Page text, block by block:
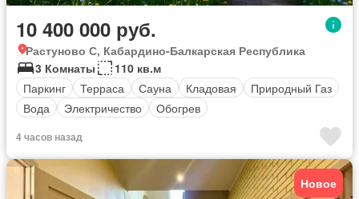
10 400 000 руб.
Растуново С, Кабардино-Балкарская Республика
3 Комнаты
110 кв.м
Паркинг
Терраса Сауна Кладовая
Природный Газ
Вода
Электричество Обогрев
4 часов назад
Новое